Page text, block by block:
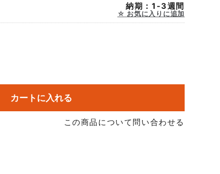
納期：1-3週間
お気に入りに追加
カートに入れる
この商品について問い合わせる